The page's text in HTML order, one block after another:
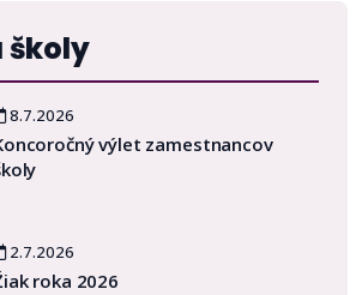
školy
8.7.2026
výlet zamestnancov
2.7.2026
roka 2026